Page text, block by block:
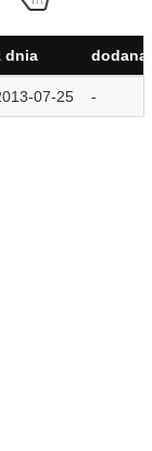
dnia dodana
07-25 -